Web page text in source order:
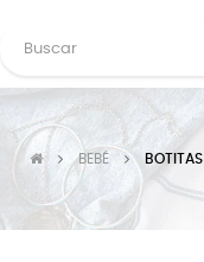
BEBÉ BOTITAS